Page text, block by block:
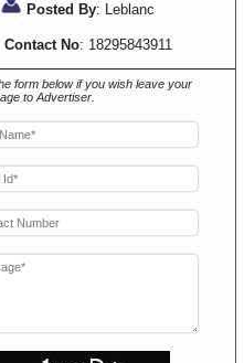
Posted By: Leblanc
Contact No: 18295843911
form below if you wish leave your
to Advertiser.